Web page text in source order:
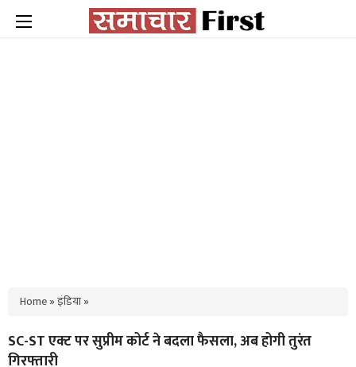
Home»इंडिया»
SC-ST एक्ट पर सुप्रीम कोर्ट ने बदला फैसला, अब होगी तुरंत
गिरफ्तारी